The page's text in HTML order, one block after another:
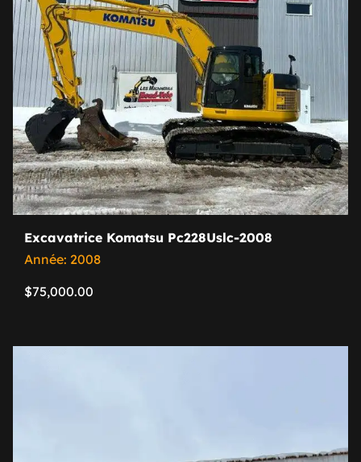
Excavatrice Komatsu Pc228Uslc-2008
Année: 2008
$75,000.00